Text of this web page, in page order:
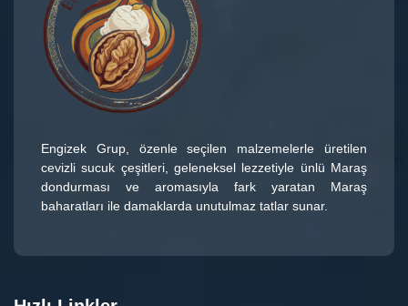
Engizek Grup, özenle seçilen malzemelerle üretilen
cevizli sucuk çeşitleri, geleneksel lezzetiyle ünlü Maraş
dondurması ve aromasıyla fark yaratan Maraş
baharatları ile damaklarda unutulmaz tatlar sunar.